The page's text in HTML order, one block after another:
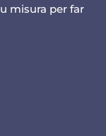
misura per far